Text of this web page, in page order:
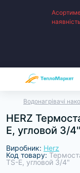
Водонагрівачі
HERZ
E, угловой 3/4"
Виробник: Herz
Код товару:
TS-E, угловой 3/4"